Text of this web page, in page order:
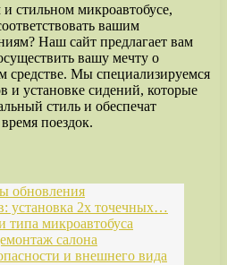
стильном микроавтобусе,
вашим
Наш сайт предлагает вам
вашу мечту о
средстве. Мы специализируемся
и установке сидений, которые
стиль и обеспечат
поездок.
обновления
установка 2х точечных…
микроавтобуса
салона
и внешнего вида